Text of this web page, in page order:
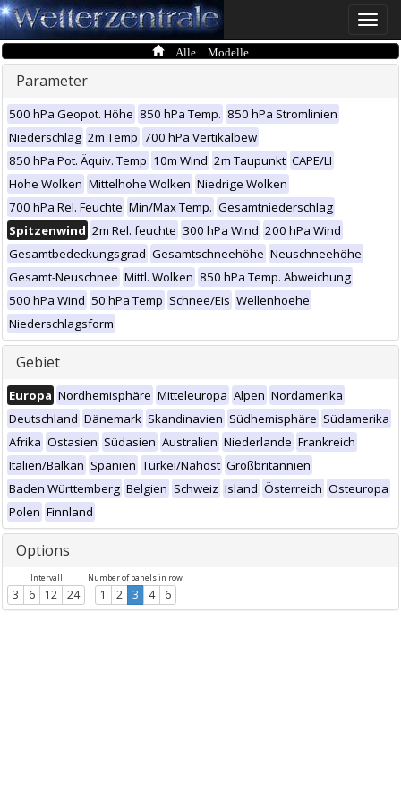
Toggle
Alle Modelle
Parameter
500 hPa Geopot. Höhe 850 hPa Temp. 850 hPa Stromlinien
Niederschlag 2m Temp 700 hPa Vertikalbew
850 hPa Pot. Äquiv. Temp 10m Wind 2m Taupunkt CAPE/LI
Hohe Wolken Mittelhohe Wolken Niedrige Wolken
700 hPa Rel. Feuchte Min/Max Temp. Gesamtniederschlag
Spitzenwind 2m Rel. feuchte 300 hPa Wind 200 hPa Wind
Gesamtbedeckungsgrad Gesamtschneehöhe Neuschneehöhe
Gesamt-Neuschnee Mittl. Wolken 850 hPa Temp. Abweichung
500 hPa Wind 50 hPa Temp Schnee/Eis Wellenhoehe
Niederschlagsform
Gebiet
Europa Nordhemisphäre Mitteleuropa Alpen Nordamerika
Deutschland Dänemark Skandinavien Südhemisphäre Südamerika
Afrika Ostasien Südasien Australien Niederlande Frankreich
Italien/Balkan Spanien Türkei/Nahost Großbritannien
Baden Württemberg Belgien Schweiz Island Österreich Osteuropa
Polen Finnland
Options
Intervall
3 6 12 24
Number of panels in row
1 2 3 4 6